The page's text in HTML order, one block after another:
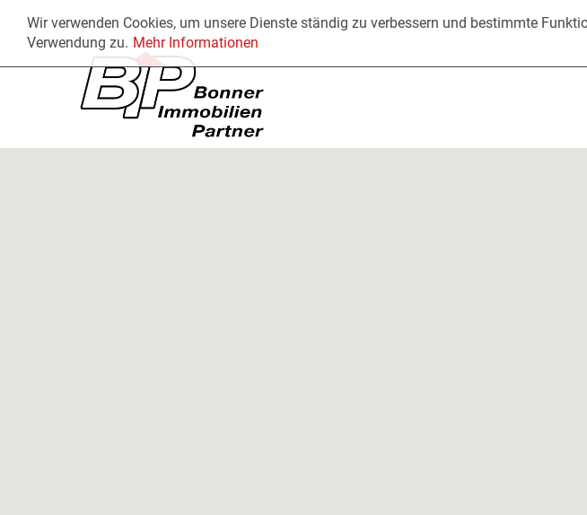
Wir verwenden Cookies, um unsere Dienste ständig zu verbessern und bestimmte
Verwendung zu. Mehr Informationen